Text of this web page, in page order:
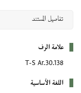
علامة الرف
T-S Ar.30.138
اللغة الأساسية